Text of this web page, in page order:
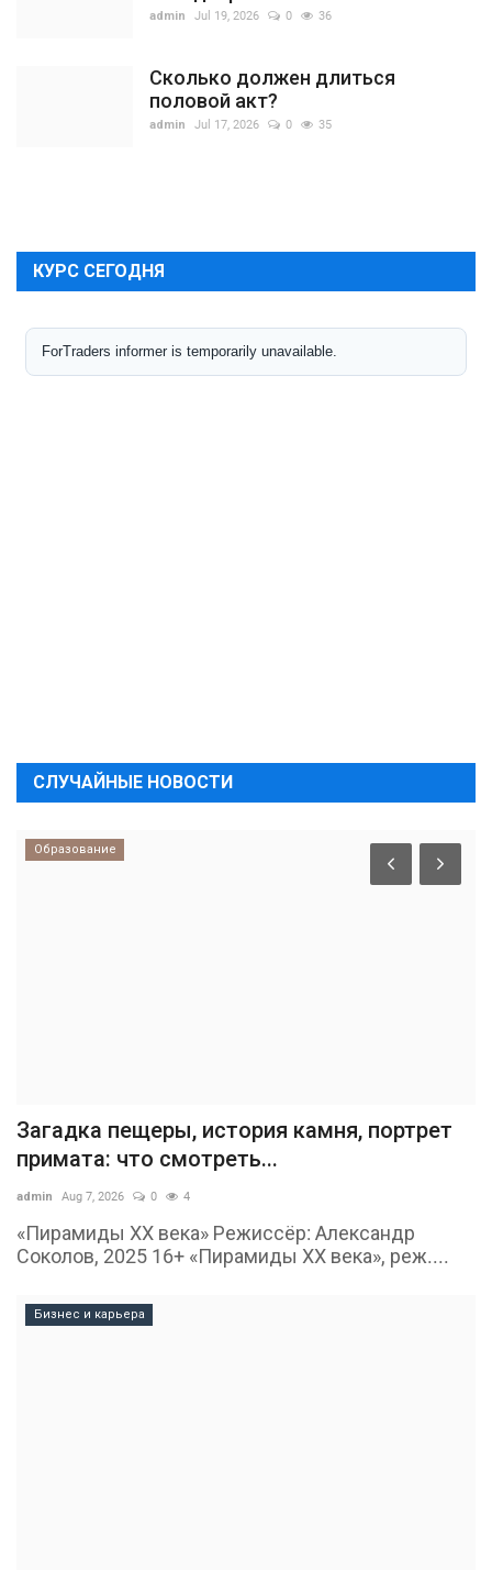
admin Jul 19, 2026 0 36
Сколько должен длиться
половой акт?
admin Jul 17, 2026 0 35
КУРС СЕГОДНЯ
СЛУЧАЙНЫЕ НОВОСТИ
Образование
Загадка пещеры, история камня, портрет
примата: что смотреть...
admin Aug 7, 2026 0 4
«Пирамиды ХХ века» Режиссёр: Александр
Соколов, 2025 16+ «Пирамиды ХХ века», реж....
Бизнес и карьера